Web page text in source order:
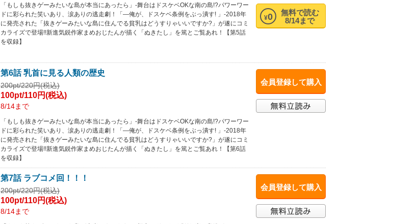
無料で読む
8/14まで
¥0
「もしも抜きゲーみたいな島が本当にあったら」-舞台はドスケベOKな南の島!?パワーワー
ドに彩られた笑いあり、涙ありの逃走劇！「―俺が、ドスケベ条例をぶっ潰す! 」-2018年
に発売された「抜きゲーみたいな島に住んでる貧乳はどうすりゃいいですか?」が遂にコミ
カライズで登場!!新進気鋭作家まめおじたんが描く「ぬきたし」を篤とご覧あれ！【第5話
を収録】
会員登録して購入
第6話 乳首に見る人類の歴史
200pt/220円(税込)
100pt/110円(税込)
8/14まで
「もしも抜きゲーみたいな島が本当にあったら」-舞台はドスケベOKな南の島!?パワーワー
ドに彩られた笑いあり、涙ありの逃走劇！「―俺が、ドスケベ条例をぶっ潰す! 」-2018年
に発売された「抜きゲーみたいな島に住んでる貧乳はどうすりゃいいですか?」が遂にコミ
カライズで登場!!新進気鋭作家まめおじたんが描く「ぬきたし」を篤とご覧あれ！【第6話
を収録】
会員登録して購入
第7話 ラブコメ回！！！
200pt/220円(税込)
100pt/110円(税込)
8/14まで